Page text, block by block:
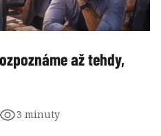
až tehdy,
3 minuty